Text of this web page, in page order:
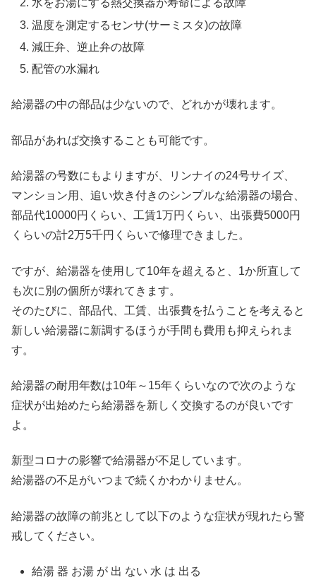
水をお湯にする熱交換器が寿命による故障
温度を測定するセンサ(サーミスタ)の故障
減圧弁、逆止弁の故障
配管の水漏れ
給湯器の中の部品は少ないので、どれかが壊れます。
部品があれば交換することも可能です。
給湯器の号数にもよりますが、リンナイの24号サイズ、
マンション用、追い炊き付きのシンプルな給湯器の場合、
部品代10000円くらい、工賃1万円くらい、出張費5000円
くらいの計2万5千円くらいで修理できました。
ですが、給湯器を使用して10年を超えると、1か所直して
も次に別の個所が壊れてきます。
そのたびに、部品代、工賃、出張費を払うことを考えると
新しい給湯器に新調するほうが手間も費用も抑えられま
す。
給湯器の耐用年数は10年～15年くらいなので次のような
症状が出始めたら給湯器を新しく交換するのが良いです
よ。
新型コロナの影響で給湯器が不足しています。
給湯器の不足がいつまで続くかわかりません。
給湯器の故障の前兆として以下のような症状が現れたら警
戒してください。
給湯 器 お湯 が 出 ない 水 は 出る